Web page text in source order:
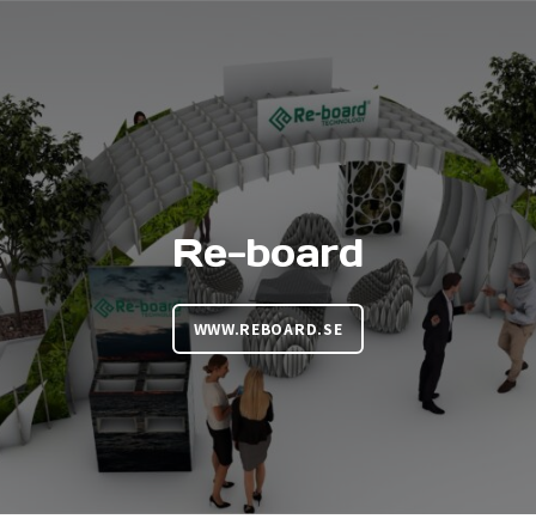
Re-board
WWW.REBOARD.SE